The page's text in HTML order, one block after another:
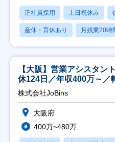
正社員採用 土日祝休み
産休・育休あり 月残業20時
【大阪】営業アシスタン
休124日／年収400万～／
株式会社JoBins
大阪府
400万~480万